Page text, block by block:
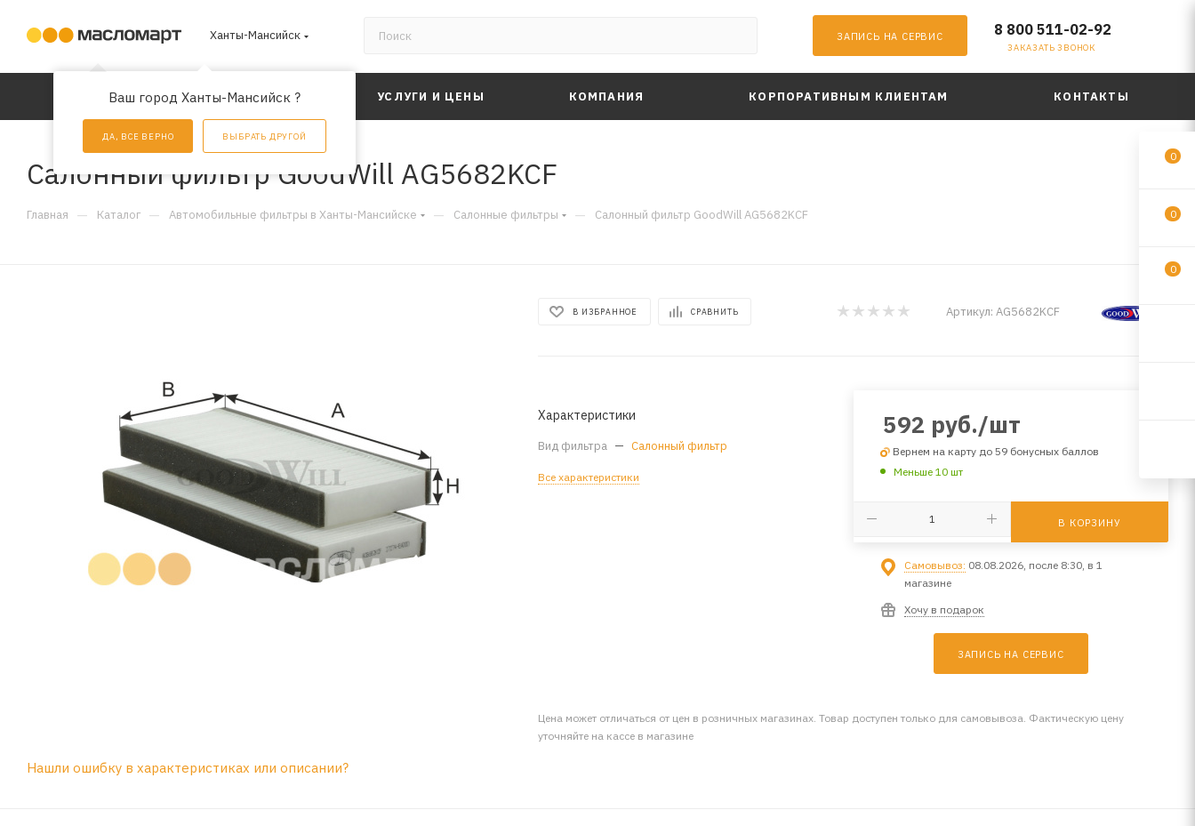
Ханты-Мансийск
Ваш город Ханты-Мансийск ?
ДА, ВСЕ ВЕРНО ВЫБРАТЬ ДРУГОЙ
ЗАПИСЬ НА СЕРВИС 8 800 511-02-92
ЗАКАЗАТЬ ЗВОНОК
КАТАЛОГ АКЦИИ УСЛУГИ И ЦЕНЫ КОМПАНИЯ КОРПОРАТИВНЫМ КЛИЕНТАМ КОНТАКТЫ
Салонный фильтр GoodWill AG5682KCF
Главная — Каталог — Автомобильные фильтры в Ханты-Мансийске — Салонные фильтры — Салонный фильтр GoodWill AG5682KCF
В ИЗБРАННОЕ СРАВНИТЬ Артикул: AG5682KCF
Характеристики
Вид фильтра — Салонный фильтр
Все характеристики
592 руб./шт
Вернем на карту до 59 бонусных баллов
Меньше 10 шт
В КОРЗИНУ
Самовывоз: 08.08.2026, после 8:30, в 1
магазине
Хочу в подарок
ЗАПИСЬ НА СЕРВИС
Цена может отличаться от цен в розничных магазинах. Товар доступен только для самовывоза. Фактическую цену
уточняйте на кассе в магазине
Нашли ошибку в характеристиках или описании?
0
0
0